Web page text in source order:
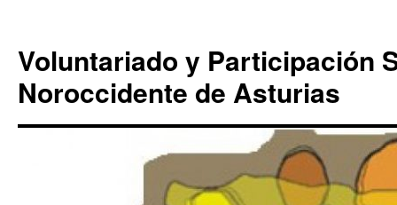
contenido
Voluntariado y Participación
Noroccidente de Asturias